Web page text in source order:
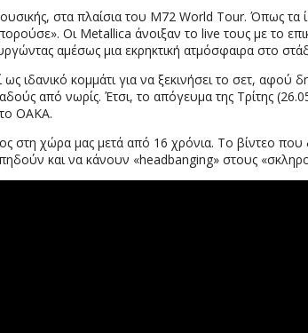
στα πλαίσια του M72 World Tour. Όπως τα
Οι Metallica άνοιξαν το live τους με το
αμέσως μια εκρηκτική ατμόσφαιρα στο
ιδανικό κομμάτι για να ξεκινήσει το σετ,
από νωρίς. Έτσι, το απόγευμα της Τρίτης
ΟΑΚΑ.
στη χώρα μας μετά από 16 χρόνια. Το βίντεο
και να κάνουν «headbanging» στους